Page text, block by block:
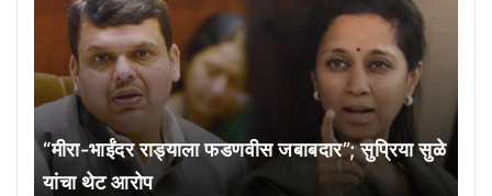
“मीरा-भाईंदर राड्याला फडणवीस जबाबदार”; सुप्रिया सुळे
यांचा थेट आरोप